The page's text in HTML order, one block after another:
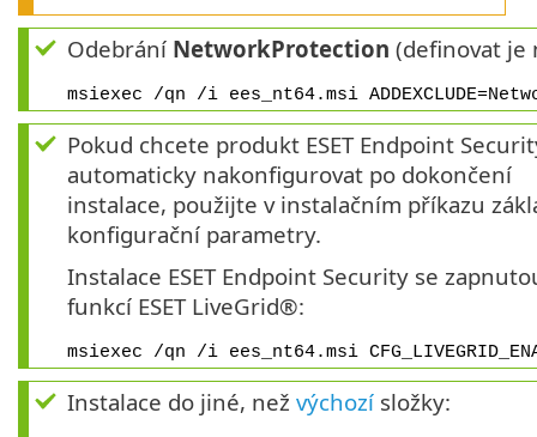
Odebrání NetworkProtection (definovat je
msiexec /qn /i ees_nt64.msi
Pokud chcete produkt ESET Endpoint
automaticky nakonfigurovat po dokončení
instalace, použijte v instalačním příkazu
konfigurační parametry.
Instalace ESET Endpoint Security se
funkcí ESET LiveGrid®:
msiexec /qn /i ees_nt64.msi
Instalace do jiné, než výchozí složky: